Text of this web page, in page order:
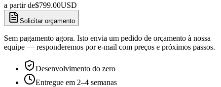
a partir de$799.00USD
Solicitar orçamento
Sem pagamento agora. Isto envia um pedido de orçamento à nossa
equipe — responderemos por e-mail com preços e próximos passos.
Desenvolvimento do zero
Entregue em 2–4 semanas